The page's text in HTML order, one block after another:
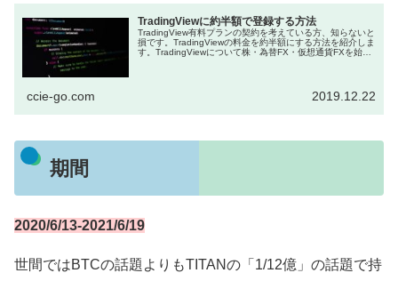
TradingViewに約半額で登録する方法
TradingView有料プランの契約を考えている方、知らないと
損です。TradingViewの料金を約半額にする方法を紹介しま
す。TradingViewについて株・為替FX・仮想通貨FXを始め
ccie-go.com 2019.12.22
期間
2020/6/13-2021/6/19
世間ではBTCの話題よりもTITANの「1/12億」の話題で持